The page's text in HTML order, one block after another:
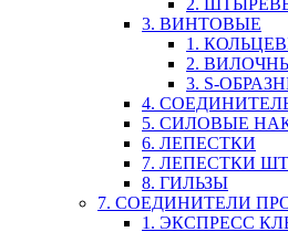
2.
3. ВИНТОВЫЕ
1.
2.
3. S-
4.
5. СИЛОВЫЕ
6. ЛЕПЕСТКИ
7. ЛЕПЕСТКИ
8. ГИЛЬЗЫ
7. СОЕДИНИТЕЛИ
1. ЭКСПРЕСС